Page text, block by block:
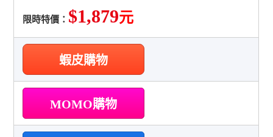
限時特價： $1,879元
蝦皮購物
MOMO購物